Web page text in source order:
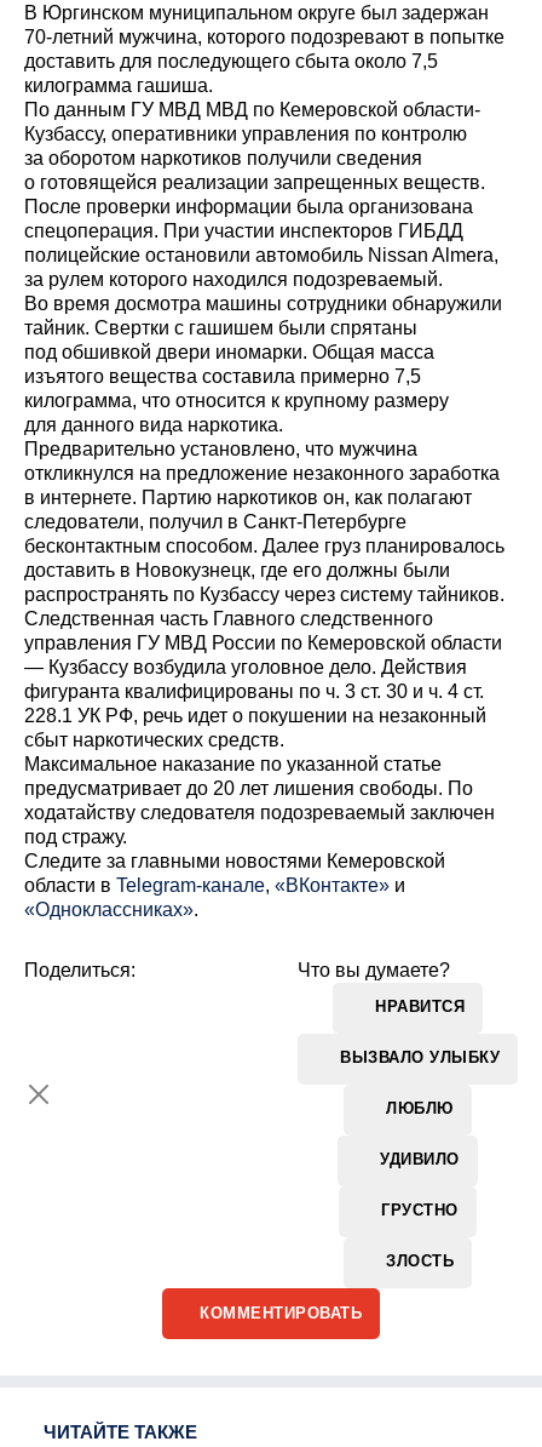
В Юргинском муниципальном округе был задержан
70-летний мужчина, которого подозревают в попытке
доставить для последующего сбыта около 7,5
килограмма гашиша.
По данным ГУ МВД МВД по Кемеровской области-
Кузбассу, оперативники управления по контролю
за оборотом наркотиков получили сведения
о готовящейся реализации запрещенных веществ.
После проверки информации была организована
спецоперация. При участии инспекторов ГИБДД
полицейские остановили автомобиль Nissan Almera,
за рулем которого находился подозреваемый.
Во время досмотра машины сотрудники обнаружили
тайник. Свертки с гашишем были спрятаны
под обшивкой двери иномарки. Общая масса
изъятого вещества составила примерно 7,5
килограмма, что относится к крупному размеру
для данного вида наркотика.
Предварительно установлено, что мужчина
откликнулся на предложение незаконного заработка
в интернете. Партию наркотиков он, как полагают
следователи, получил в Санкт-Петербурге
бесконтактным способом. Далее груз планировалось
доставить в Новокузнецк, где его должны были
распространять по Кузбассу через систему тайников.
Следственная часть Главного следственного
управления ГУ МВД России по Кемеровской области
— Кузбассу возбудила уголовное дело. Действия
фигуранта квалифицированы по ч. 3 ст. 30 и ч. 4 ст.
228.1 УК РФ, речь идет о покушении на незаконный
сбыт наркотических средств.
Максимальное наказание по указанной статье
предусматривает до 20 лет лишения свободы. По
ходатайству следователя подозреваемый заключен
под стражу.
Cледите за главными новостями Кемеровской
области в Telegram-канале, «ВКонтакте» и
«Одноклассниках».
Что вы думаете?
НРАВИТСЯ
ВЫЗВАЛО УЛЫБКУ
ЛЮБЛЮ
УДИВИЛО
ГРУСТНО
ЗЛОСТЬ
Поделиться:
КОММЕНТИРОВАТЬ
ЧИТАЙТЕ ТАКЖЕ